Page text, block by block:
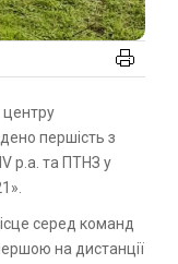
першість з
IV р.а. та ПТНЗ у
серед команд
на дистанції